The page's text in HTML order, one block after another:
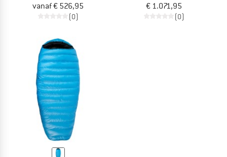
vanaf € 526,95
(0)
€ 1.071,95
(0)